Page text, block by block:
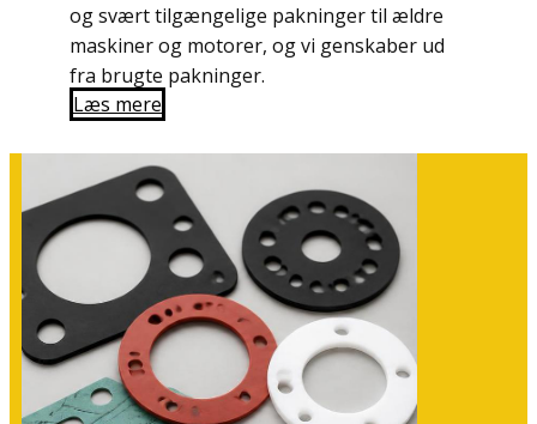
og svært tilgængelige pakninger til ældre
maskiner og motorer, og vi genskaber ud
fra brugte pakninger.
Læs mere